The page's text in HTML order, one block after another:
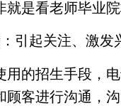
是看老师毕业
引起关注、激发
的招生手段，
客进行沟通，